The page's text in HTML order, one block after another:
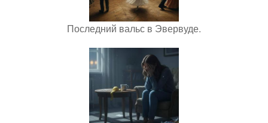
Последний вальс в Эвервуде.